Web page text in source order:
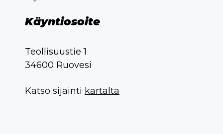
Käyntiosoite
Teollisuustie 1
34600 Ruovesi
Katso sijainti kartalta